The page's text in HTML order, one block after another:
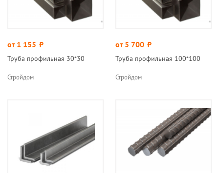
от 1 155 руб.
Труба профильная 30*30
Стройдом
от 5 700 руб.
Труба профильная 100*100
Стройдом